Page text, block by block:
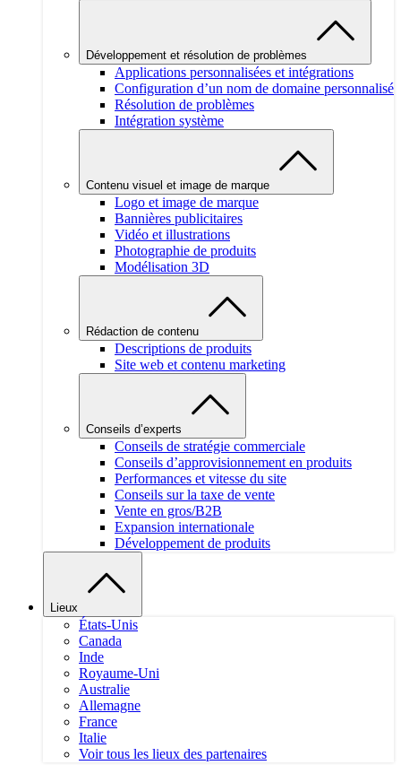
Développement et résolution de problèmes
Applications personnalisées et intégrations
Configuration d’un nom de domaine personnalisé
Résolution de problèmes
Intégration système
Contenu visuel et image de marque
Logo et image de marque
Bannières publicitaires
Vidéo et illustrations
Photographie de produits
Modélisation 3D
Rédaction de contenu
Descriptions de produits
Site web et contenu marketing
Conseils d’experts
Conseils de stratégie commerciale
Conseils d’approvisionnement en produits
Performances et vitesse du site
Conseils sur la taxe de vente
Vente en gros/B2B
Expansion internationale
Développement de produits
Lieux
États-Unis
Canada
Inde
Royaume-Uni
Australie
Allemagne
France
Italie
Voir tous les lieux des partenaires